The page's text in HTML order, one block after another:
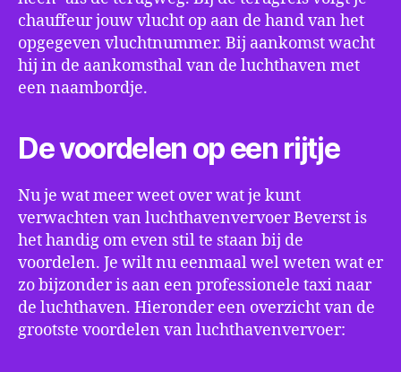
chauffeur jouw vlucht op aan de hand van het
opgegeven vluchtnummer. Bij aankomst wacht
hij in de aankomsthal van de luchthaven met
een naambordje.
De voordelen op een rijtje
Nu je wat meer weet over wat je kunt
verwachten van luchthavenvervoer Beverst is
het handig om even stil te staan bij de
voordelen. Je wilt nu eenmaal wel weten wat er
zo bijzonder is aan een professionele taxi naar
de luchthaven. Hieronder een overzicht van de
grootste voordelen van luchthavenvervoer: